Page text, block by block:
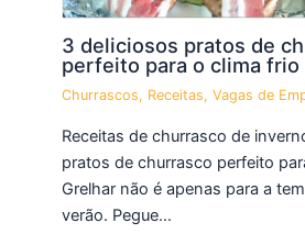
3 deliciosos pratos de
perfeito para o clima frio
Churrascos, Receitas,Vagas de
Receitas de churrasco de
pratos de churrasco perfeito
Grelhar não é apenas para a
verão. Pegue…